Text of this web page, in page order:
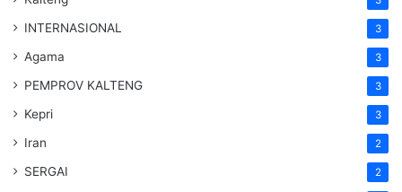
INTERNASIONAL 3
Agama 3
PEMPROV KALTENG 3
Kepri 3
Iran 2
SERGAI 2